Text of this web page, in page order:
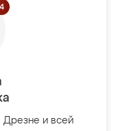
Дрезне и всей